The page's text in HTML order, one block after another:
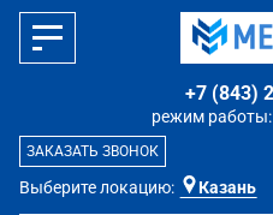
Выберите локацию: Казань
режим работы:
+7 (843)
ЗАКАЗАТЬ ЗВОНОК